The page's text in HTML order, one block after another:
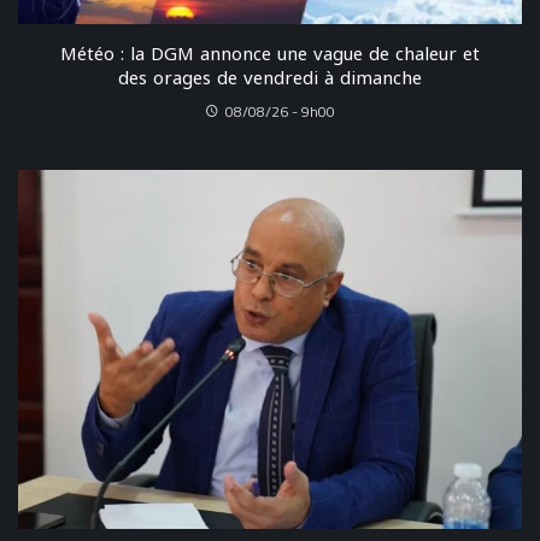
Météo : la DGM annonce une vague de chaleur et
des orages de vendredi à dimanche
08/08/26 - 9h00